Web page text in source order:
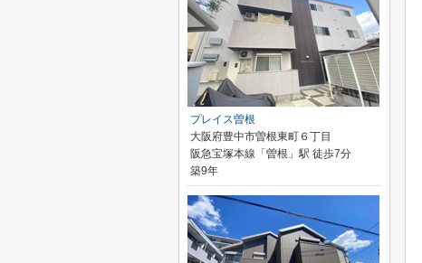
プレイス曽根
大阪府豊中市曽根東町６丁目
阪急宝塚本線「曽根」駅 徒歩7分
築9年